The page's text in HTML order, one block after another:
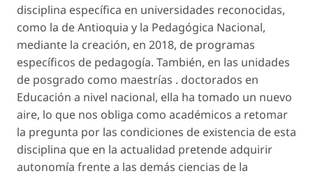
disciplina específica en universidades reconocidas,
como la de Antioquia y la Pedagógica Nacional,
mediante la creación, en 2018, de programas
específicos de pedagogía. También, en las unidades
de posgrado como maestrías . doctorados en
Educación a nivel nacional, ella ha tomado un nuevo
aire, lo que nos obliga como académicos a retomar
la pregunta por las condiciones de existencia de esta
disciplina que en la actualidad pretende adquirir
autonomía frente a las demás ciencias de la